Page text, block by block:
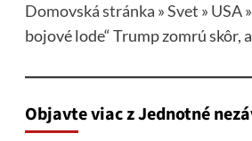
Domovská stránka »Svet » USA»
bojové lode“ Trump zomrú skôr,
Objavte viac z Jednotné